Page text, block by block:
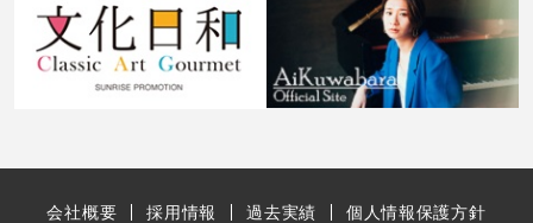
会社概要 採用情報 過去実績 個人情報保護方針